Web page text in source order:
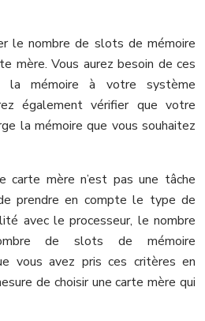
le nombre de slots de mémoire
mère. Vous aurez besoin de ces
mémoire à votre système
également vérifier que votre
la mémoire que vous souhaitez
carte mère n’est pas une tâche
prendre en compte le type de
avec le processeur, le nombre
de slots de mémoire
vous avez pris ces critères en
de choisir une carte mère qui